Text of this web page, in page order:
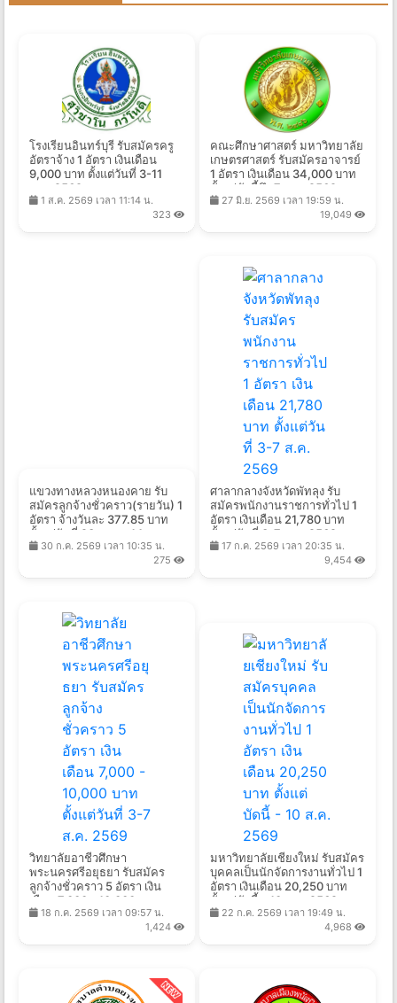
โรงเรียนอินทร์บุรี รับสมัครครู
อัตราจ้าง 1 อัตรา เงินเดือน
9,000 บาท ตั้งแต่วันที่ 3-11
ส.ค. 2569
1 ส.ค. 2569 เวลา 11:14 น.
323
คณะศึกษาศาสตร์ มหาวิทยาลัย
เกษตรศาสตร์ รับสมัครอาจารย์
1 อัตรา เงินเดือน 34,000 บาท
ตั้งแต่บัดนี้ถึง 7 ส.ค. 2569
27 มิ.ย. 2569 เวลา 19:59 น.
19,049
แขวงทางหลวงหนองคาย รับ
สมัครลูกจ้างชั่วคราว(รายวัน) 1
อัตรา จ้างวันละ 377.85 บาท
ตั้งแต่วันที่ 23 ก.ค. - 14 ส.ค.
256930 ก.ค. 2569 เวลา 10:35 น.
275
ศาลากลางจังหวัดพัทลุง รับ
สมัครพนักงานราชการทั่วไป 1
อัตรา เงินเดือน 21,780 บาท
ตั้งแต่วันที่ 3-7 ส.ค. 2569
17 ก.ค. 2569 เวลา 20:35 น.
9,454
วิทยาลัยอาชีวศึกษา
พระนครศรีอยุธยา รับสมัคร
ลูกจ้างชั่วคราว 5 อัตรา เงิน
เดือน 7,000 - 10,000 บาท
ตั้งแต่วันที่ 3-7 ส.ค. 2569
18 ก.ค. 2569 เวลา 09:57 น.
1,424
มหาวิทยาลัยเชียงใหม่ รับสมัคร
บุคคลเป็นนักจัดการงานทั่วไป 1
อัตรา เงินเดือน 20,250 บาท
ตั้งแต่บัดนี้ - 10 ส.ค. 2569
22 ก.ค. 2569 เวลา 19:49 น.
4,968